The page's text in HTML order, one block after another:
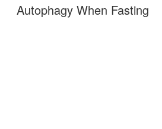
Autophagy When Fasting